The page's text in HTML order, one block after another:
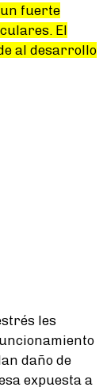
un fuerte
El
al desarrollo
les
daño de
expuesta a